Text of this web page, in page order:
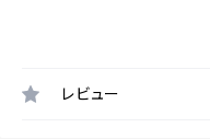
レビュー